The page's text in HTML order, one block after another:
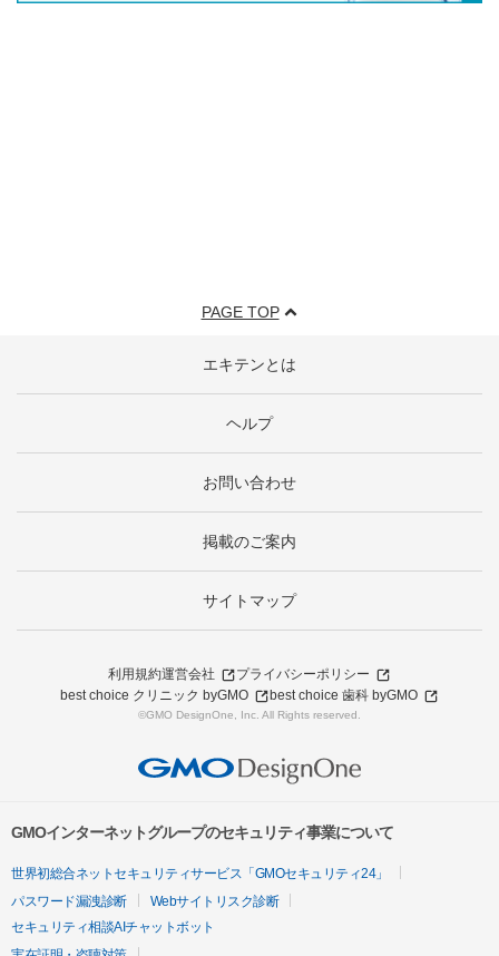
PAGE TOP
エキテンとは
ヘルプ
お問い合わせ
掲載のご案内
サイトマップ
利用規約運営会社
プライバシーポリシー
best choice クリニック byGMO
best choice 歯科 byGMO
©GMO DesignOne, Inc. All Rights reserved.
GMOインターネットグループのセキュリティ事業について
世界初総合ネットセキュリティサービス「GMOセキュリティ24」
パスワード漏洩診断
Webサイトリスク診断
セキュリティ相談AIチャットボット